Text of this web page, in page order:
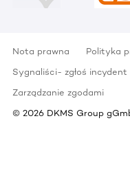
Nota prawna Polityka
Sygnaliści- zgłoś incydent
Zarządzanie zgodami
© 2026 DKMS Group